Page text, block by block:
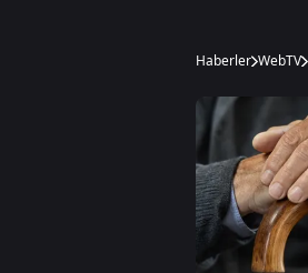
Haberler WebTV